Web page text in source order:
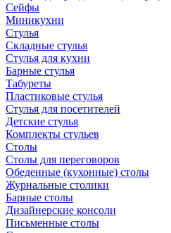
Сейфы
Миникухни
Стулья
Складные стулья
Стулья для кухни
Барные стулья
Табуреты
Пластиковые стулья
Стулья для посетителей
Детские стулья
Комплекты стульев
Столы
Столы для переговоров
Обеденные (кухонные) столы
Журнальные столики
Барные столы
Дизайнерские консоли
Письменные столы